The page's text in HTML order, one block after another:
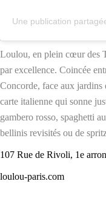
Une publication
Loulou, en plein cœur des
par excellence. Coincée
Concorde, face aux jardins
carte italienne qui sonne
gambero rosso, spaghetti
bellinis revisités ou de
107 Rue de Rivoli, 1e
loulou-paris.com